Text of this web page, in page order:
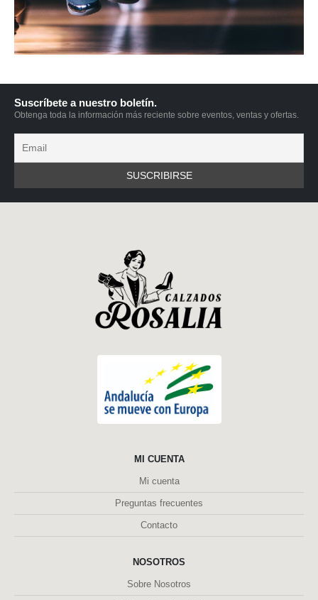
Suscríbete a nuestro boletín.
Obtenga toda la información más reciente sobre eventos, ventas y ofertas.
MI CUENTA
Mi cuenta
Preguntas frecuentes
Contacto
NOSOTROS
Sobre Nosotros